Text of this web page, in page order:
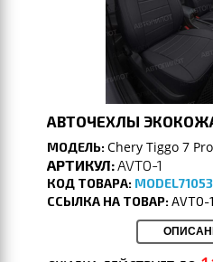
АВТОЧЕХЛЫ
МОДЕЛЬ:Chery Tiggo 7
АРТИКУЛ:AVTO-1
КОД ТОВАРА: MODEL71053
ССЫЛКА НА ТОВАР:AVTO-1